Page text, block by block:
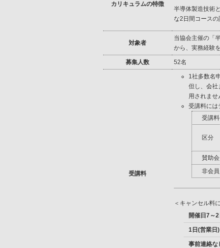
カリキュラムの特徴
半導体製造技術
な2日間コース
対象者
当協会主催の「
から、実務経験
募集人数 52名
受講料
1社多数名
但し、会社
用されませ
受講料には
受講
区分
賛助
非会員
＜キャンセル料
開催日7～
1日(営業日
事前連絡な